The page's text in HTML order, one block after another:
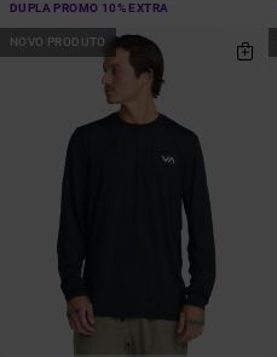
DUPLA PROMO 10% EXTRA
NOVO PRODUTO